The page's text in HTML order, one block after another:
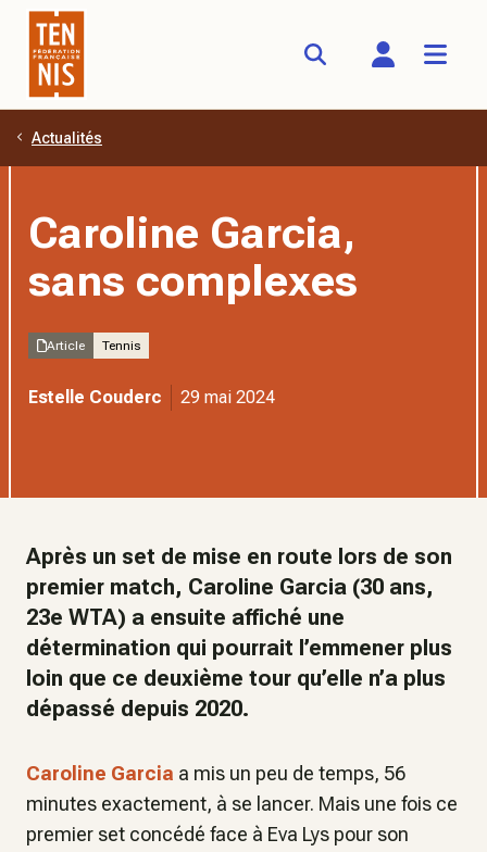
Aller au contenu principal
Actualités
Caroline Garcia,
sans complexes
Article Tennis
Estelle Couderc 29 mai 2024
Après un set de mise en route lors de son
premier match, Caroline Garcia (30 ans,
23e WTA) a ensuite affiché une
détermination qui pourrait l’emmener plus
loin que ce deuxième tour qu’elle n’a plus
dépassé depuis 2020.
Caroline Garcia a mis un peu de temps, 56
minutes exactement, à se lancer. Mais une fois ce
premier set concédé face à Eva Lys pour son